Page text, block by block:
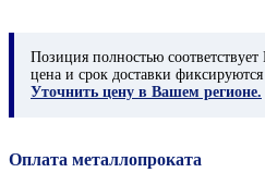
Позиция полностью
цена и срок доставки фиксируются
Уточнить цену в Вашем регионе.
Оплата металлопроката